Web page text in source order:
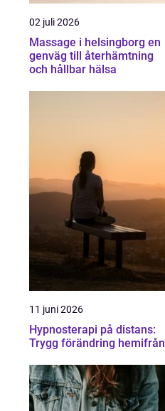
02 juli 2026
Massage i helsingborg en
genväg till återhämtning
och hållbar hälsa
11 juni 2026
Hypnosterapi på distans:
Trygg förändring hemifrån